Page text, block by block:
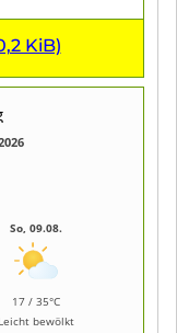
KiB)
So, 09.08.
17 / 35°C
Leicht bewölkt